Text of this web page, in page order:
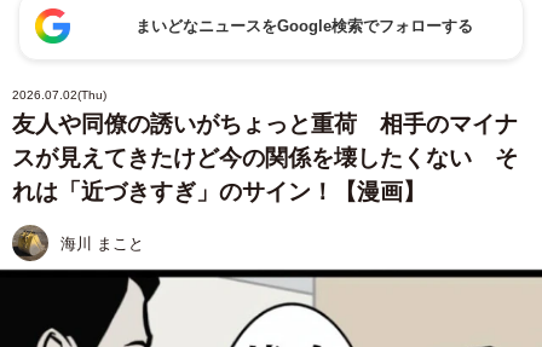
まいどなニュースをGoogle検索でフォローする
2026.07.02(Thu)
友人や同僚の誘いがちょっと重荷 相手のマイナ
スが見えてきたけど今の関係を壊したくない そ
れは「近づきすぎ」のサイン！【漫画】
海川 まこと